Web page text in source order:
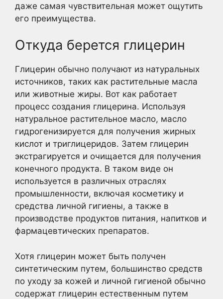
даже самая чувствительная может ощутить
его преимущества.
Откуда берется глицерин
Глицерин обычно получают из натуральных
источников, таких как растительные масла
или животные жиры. Вот как работает
процесс создания глицерина. Используя
натуральное растительное масло, масло
гидрогенизируется для получения жирных
кислот и триглицеридов. Затем глицерин
экстрагируется и очищается для получения
конечного продукта. В таком виде он
используется в различных отраслях
промышленности, включая косметику и
средства личной гигиены, а также в
производстве продуктов питания, напитков и
фармацевтических препаратов.
Хотя глицерин может быть получен
синтетическим путем, большинство средств
по уходу за кожей и личной гигиеной обычно
содержат глицерин естественным путем